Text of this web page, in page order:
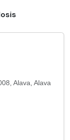
Alava, Alava